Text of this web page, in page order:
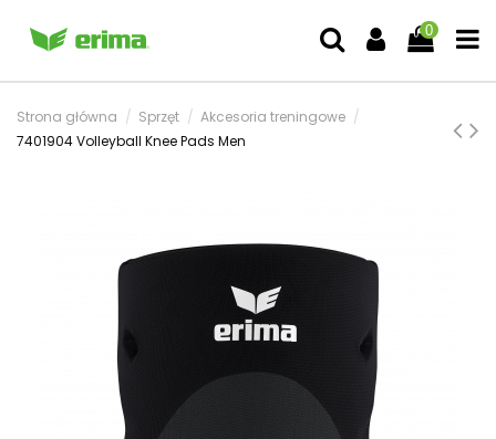
0
Strona główna Sprzęt
Akcesoria treningowe
7401904 Volleyball Knee Pads Men